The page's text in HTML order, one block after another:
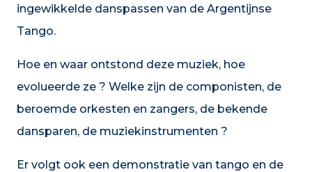
ingewikkelde danspassen van de Argentijnse
Tango.
Hoe en waar ontstond deze muziek, hoe
evolueerde ze ? Welke zijn de componisten, de
beroemde orkesten en zangers, de bekende
dansparen, de muziekinstrumenten ?
Er volgt ook een demonstratie van tango en de